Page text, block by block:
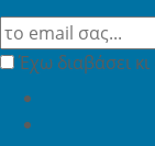
Έχω διαβάσει